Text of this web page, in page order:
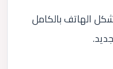
الهاتف بالكامل